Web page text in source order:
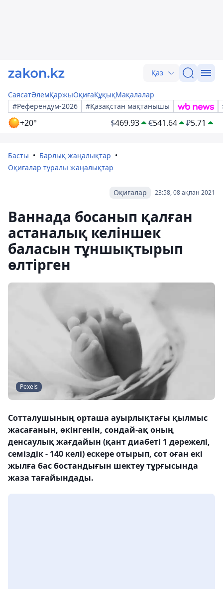
Қаз
СаясатӘлемҚаржыОқиғаҚұқықМақалалар
#Референдум-2026
#Қазақстан мақтанышы
+20° $469.93 €541.64 ₽5.71
Басты
Барлық жаңалықтар
Оқиғалар туралы жаңалықтар
23:58, 08 ақпан 2021
Оқиғалар
Ваннада босанып қалған
астаналық келіншек
баласын тұншықтырып
өлтірген
Pexels
Сотталушының орташа ауырлықтағы қылмыс
жасағанын, өкінгенін, сондай-ақ оның
денсаулық жағдайын (қант диабеті 1 дәрежелі,
семіздік - 140 келі) ескере отырып, сот оған екі
жылға бас бостандығын шектеу тұрғысында
жаза тағайындады.